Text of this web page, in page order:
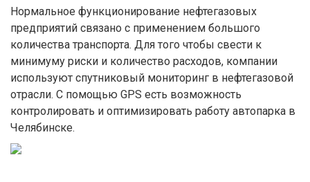
Нормальное функционирование нефтегазовых
предприятий связано с применением большого
количества транспорта. Для того чтобы свести к
минимуму риски и количество расходов, компании
используют спутниковый мониторинг в нефтегазовой
отрасли. С помощью GPS есть возможность
контролировать и оптимизировать работу автопарка в
Челябинске.